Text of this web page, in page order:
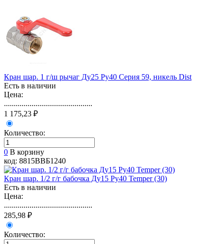
Кран шар. 1 г/ш рычаг Ду25 Ру40 Серия 59, никель Dist
Есть в наличии
Цена:
.............................................
1 175,23 ₽
Количество:
0 В корзину
код: 8815ВВБ1240
Кран шар. 1/2 г/г бабочка Ду15 Ру40 Temper (30)
Есть в наличии
Цена:
.............................................
285,98 ₽
Количество: